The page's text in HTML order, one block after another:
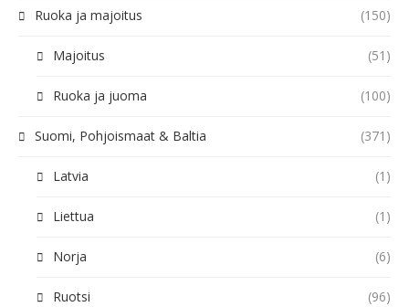
Ruoka ja majoitus (150)
Majoitus (51)
Ruoka ja juoma (100)
Suomi, Pohjoismaat & Baltia (371)
Latvia (1)
Liettua (1)
Norja (6)
Ruotsi (96)